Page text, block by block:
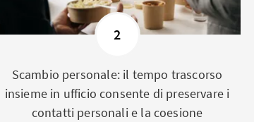
2
Scambio personale: il tempo trascorso
insieme in ufficio consente di preservare i
contatti personali e la coesione